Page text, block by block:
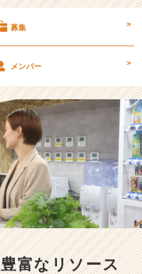
募集 >
メンバー >
富なリソース